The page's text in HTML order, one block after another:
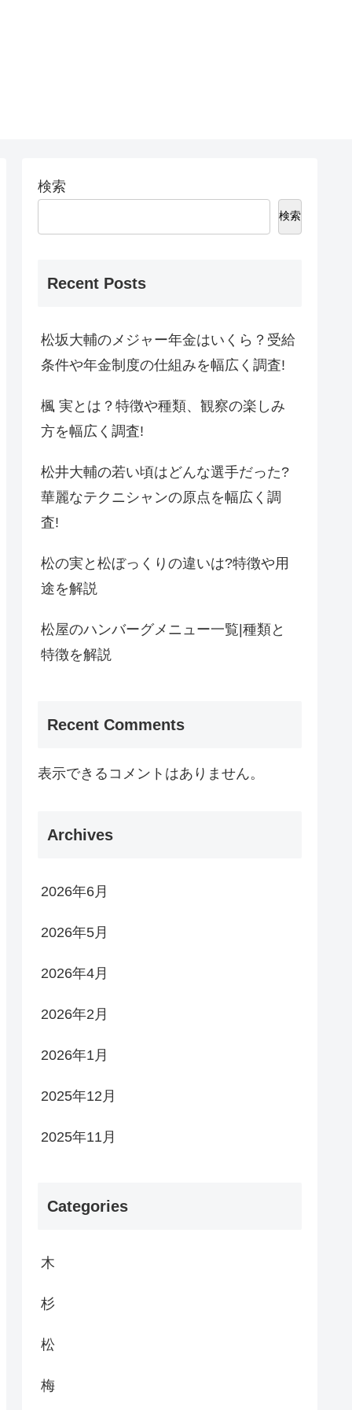
検索
検索
Recent Posts
松坂大輔のメジャー年金はいくら？受給
条件や年金制度の仕組みを幅広く調査!
楓 実とは？特徴や種類、観察の楽しみ
方を幅広く調査!
松井大輔の若い頃はどんな選手だった?
華麗なテクニシャンの原点を幅広く調
査!
松の実と松ぼっくりの違いは?特徴や用
途を解説
松屋のハンバーグメニュー一覧|種類と
特徴を解説
Recent Comments
表示できるコメントはありません。
Archives
2026年6月
2026年5月
2026年4月
2026年2月
2026年1月
2025年12月
2025年11月
Categories
木
杉
松
梅